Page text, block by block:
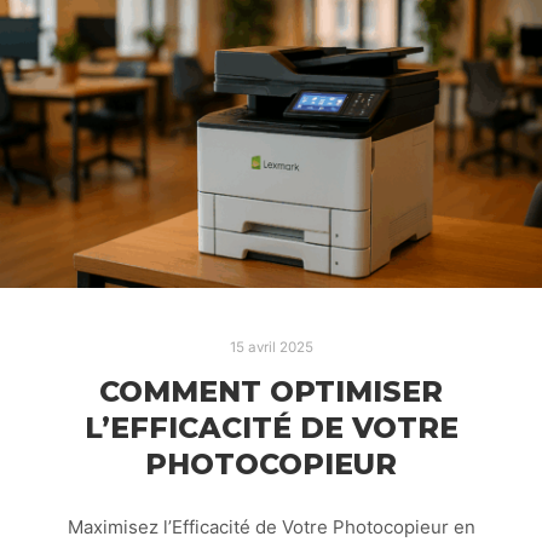
15 avril 2025
COMMENT OPTIMISER
L’EFFICACITÉ DE VOTRE
PHOTOCOPIEUR
Maximisez l’Efficacité de Votre Photocopieur en